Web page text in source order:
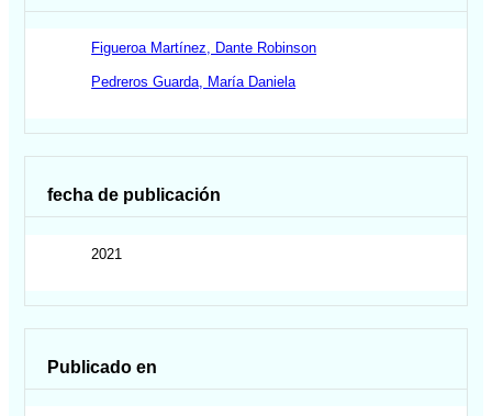
Figueroa Martínez, Dante Robinson
Pedreros Guarda, María Daniela
fecha de publicación
2021
Publicado en